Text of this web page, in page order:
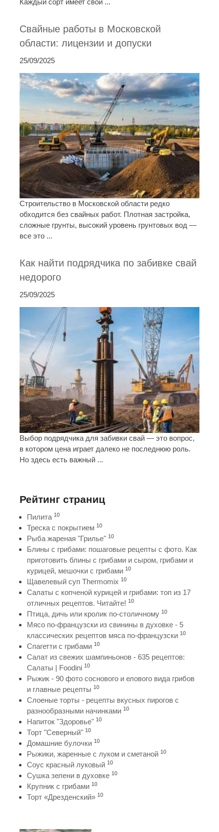
Каждый сорт имеет свой ...
Свайные работы в Московской
области: лицензии и допуски
25/09/2025
Строительство в Московской области редко
обходится без свайных работ. Плотная застройка,
сложные грунты, высокий уровень грунтовых вод —
все это ...
Как найти подрядчика по забивке свай
недорого
25/09/2025
Выбор подрядчика для забивки свай — это вопрос,
в котором цена играет далеко не последнюю роль.
Но здесь есть важный ...
Рейтинг страниц
Пилита 10
Треска с покрытием 10
Рыба жареная "Грилье" 10
Блины с грибами: пошаговые рецепты с фото. Как
приготовить блины с грибами и сыром, грибами и
курицей, мешочки с грибами 10
Щавелевый суп Thermomix 10
Салаты с копченой курицей и грибами: топ из 17
отличных рецептов. Читайте! 10
Птица, дичь или кролик по-столичному 10
Мясо по-французски из свинины в духовке - 5
классических рецептов мяса по-французски 10
Спагетти с грибами 10
Салат из свежих шампиньонов - 635 рецептов:
Салаты | Foodini 10
Рыжик - 90 фото соснового и елового вида грибов
и главные рецепты 10
Слоеные торты - рецепты вкусных пирогов с
разнообразными начинками 10
Напиток "Здоровье" 10
Торт "Северный" 10
Домашние булочки 10
Рыжики, жаренные с луком и сметаной 10
Соус красный луковый 10
Сушка зелени в духовке 10
Крупник с грибами 10
Торт «Дрезденский» 10